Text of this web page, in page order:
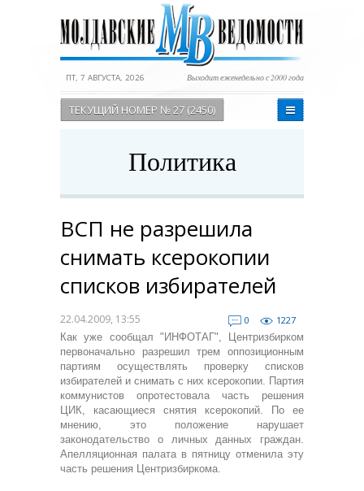
ПТ, 7 АВГУСТА, 2026 Выходит еженедельно с 2000 года
ТЕКУЩИЙ НОМЕР № 27 (2450)
Политика
ВСП не разрешила
снимать ксерокопии
списков избирателей
22.04.2009, 13:55 0
1227
Как уже сообщал "ИНФОТАГ", Центризбирком
первоначально разрешил трем оппозиционным
партиям осуществлять проверку списков
избирателей и снимать с них ксерокопии. Партия
коммунистов опротестовала часть решения
ЦИК, касающиеся снятия ксерокопий. По ее
мнению, это положение нарушает
законодательство о личных данных граждан.
Апелляционная палата в пятницу отменила эту
часть решения Центризбиркома.